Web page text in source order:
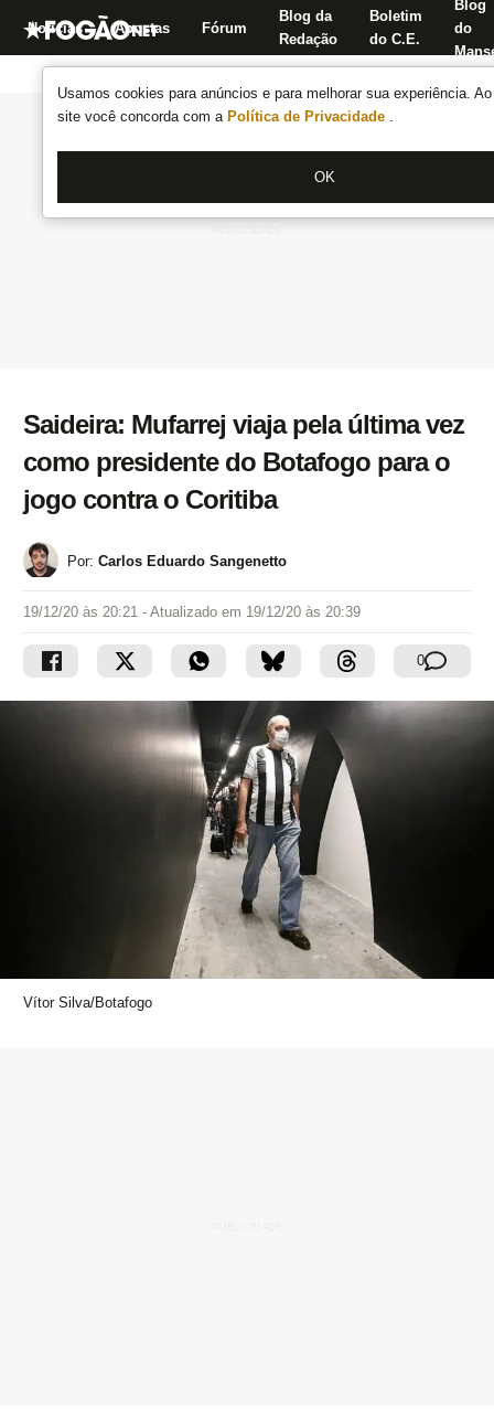
Usamos cookies para anúncios e para melhorar sua experiência.
site você concorda com a Política de Privacidade .
OK
Notícias Apostas Fórum
Blog da
Redação
Boletim
do C.E.
Blog
do
Saideira: Mufarrej viaja pela última vez
como presidente do Botafogo para o
jogo contra o Coritiba
Por: Carlos Eduardo Sangenetto
19/12/20 às 20:21 - Atualizado em 19/12/20 às 20:39
0
Vítor Silva/Botafogo